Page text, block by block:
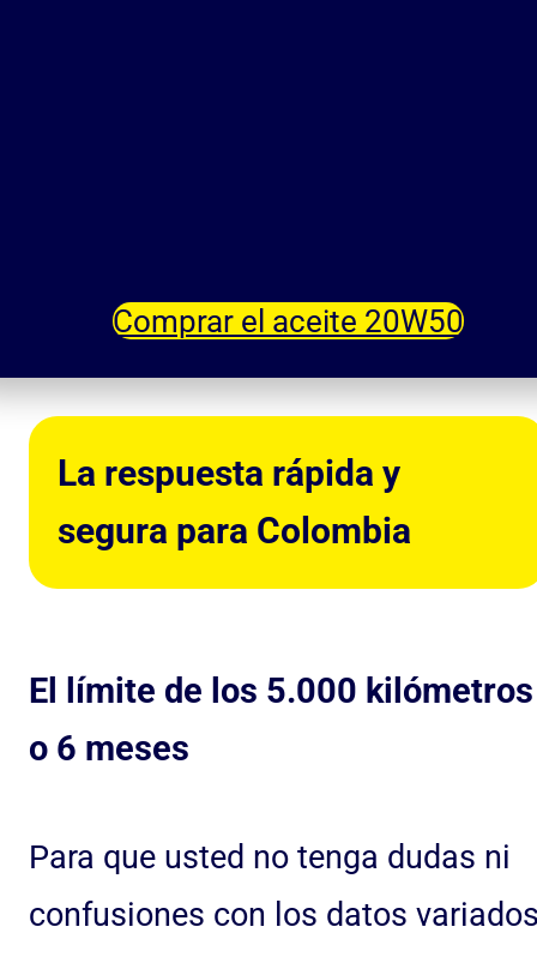
Comprar el aceite 20W50
La respuesta rápida y
segura para Colombia
El límite de los 5.000 kilómetros
o 6 meses
Para que usted no tenga dudas ni
confusiones con los datos